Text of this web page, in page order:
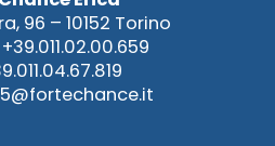
96 – 10152 Torino